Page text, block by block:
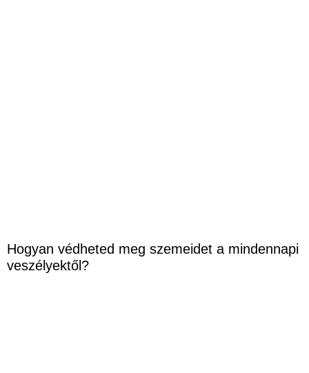
Hogyan védheted meg szemeidet a mindennapi
veszélyektől?